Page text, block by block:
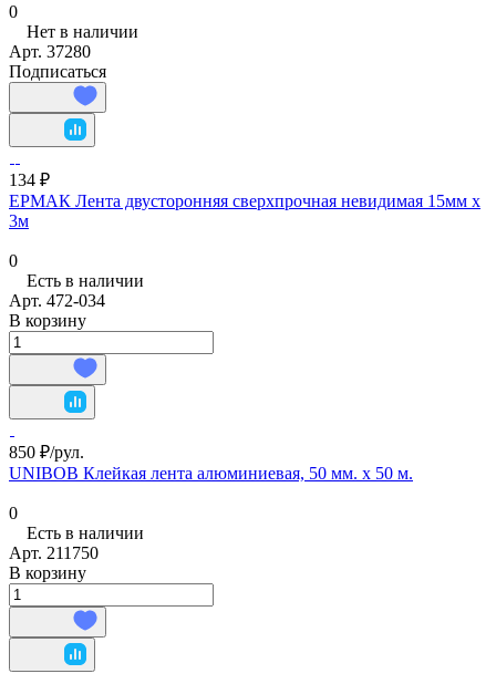
0
Нет в наличии
Арт. 37280
Подписаться
134 ₽
ЕРМАК Лента двусторонняя сверхпрочная невидимая 15мм х
3м
0
Есть в наличии
Арт. 472-034
В корзину
850 ₽/рул.
UNIBOB Клейкая лента алюминиевая, 50 мм. х 50 м.
0
Есть в наличии
Арт. 211750
В корзину